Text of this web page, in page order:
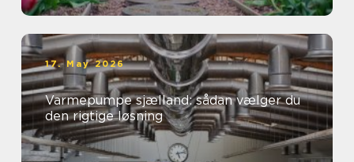
17. May 2026
Varmepumpe sjælland: sådan vælger du
den rigtige løsning